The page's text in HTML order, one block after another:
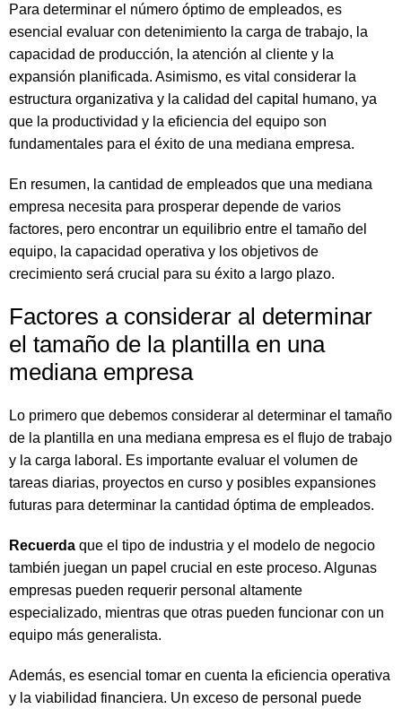
Para determinar el número óptimo de empleados, es
esencial evaluar con detenimiento la carga de trabajo, la
capacidad de producción, la atención al cliente y la
expansión planificada. Asimismo, es vital considerar la
estructura organizativa y la calidad del capital humano, ya
que la productividad y la eficiencia del equipo son
fundamentales para el éxito de una mediana empresa.
En resumen, la cantidad de empleados que una mediana
empresa necesita para prosperar depende de varios
factores, pero encontrar un equilibrio entre el tamaño del
equipo, la capacidad operativa y los objetivos de
crecimiento será crucial para su éxito a largo plazo.
Factores a considerar al determinar
el tamaño de la plantilla en una
mediana empresa
Lo primero que debemos considerar al determinar el tamaño
de la plantilla en una mediana empresa es el flujo de trabajo
y la carga laboral. Es importante evaluar el volumen de
tareas diarias, proyectos en curso y posibles expansiones
futuras para determinar la cantidad óptima de empleados.
Recuerda que el tipo de industria y el modelo de negocio
también juegan un papel crucial en este proceso. Algunas
empresas pueden requerir personal altamente
especializado, mientras que otras pueden funcionar con un
equipo más generalista.
Además, es esencial tomar en cuenta la eficiencia operativa
y la viabilidad financiera. Un exceso de personal puede